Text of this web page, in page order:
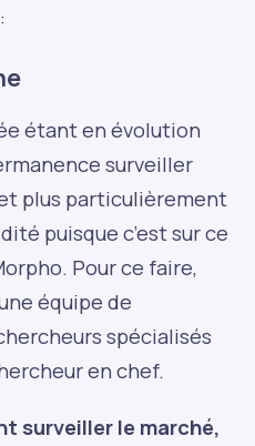
étant en évolution
surveiller
plus particulièrement
puisque c’est sur ce
Pour ce faire,
équipe de
spécialisés
en chef.
surveiller le marché,